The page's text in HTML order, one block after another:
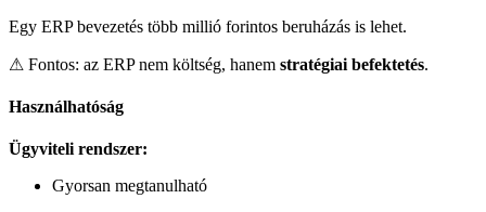
Egy ERP bevezetés több millió forintos beruházás is lehet.
⚠ Fontos: az ERP nem költség, hanem stratégiai befektetés.
Használhatóság
Ügyviteli rendszer:
Gyorsan megtanulható